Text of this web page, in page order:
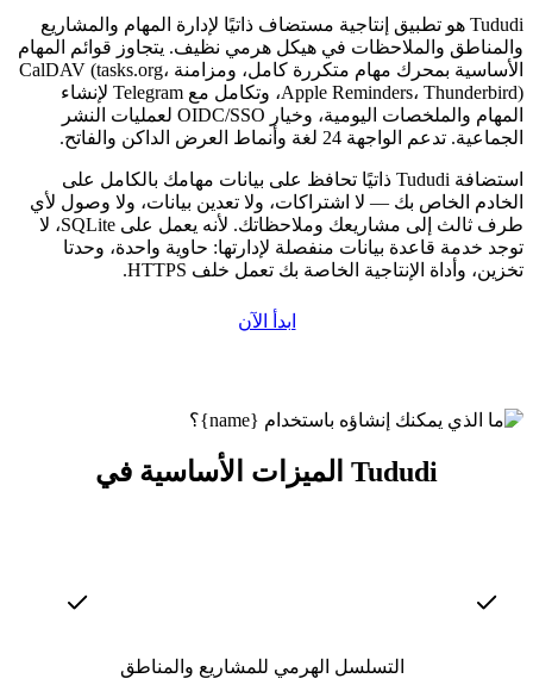
Tududi هو تطبيق إنتاجية مستضاف ذاتيًا لإدارة المهام والمشاريع
والمناطق والملاحظات في هيكل هرمي نظيف. يتجاوز قوائم المهام
الأساسية بمحرك مهام متكررة كامل، ومزامنة CalDAV (tasks.org،
Apple Reminders، Thunderbird)، وتكامل مع Telegram لإنشاء
المهام والملخصات اليومية، وخيار OIDC/SSO لعمليات النشر
الجماعية. تدعم الواجهة 24 لغة وأنماط العرض الداكن والفاتح.
استضافة Tududi ذاتيًا تحافظ على بيانات مهامك بالكامل على
الخادم الخاص بك — لا اشتراكات، ولا تعدين بيانات، ولا وصول لأي
طرف ثالث إلى مشاريعك وملاحظاتك. لأنه يعمل على SQLite، لا
توجد خدمة قاعدة بيانات منفصلة لإدارتها: حاوية واحدة، وحدتا
تخزين، وأداة الإنتاجية الخاصة بك تعمل خلف HTTPS.
ابدأ الآن
الميزات الأساسية في Tududi
التسلسل الهرمي للمشاريع والمناطق